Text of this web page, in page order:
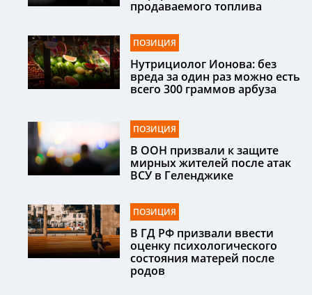
продаваемого топлива
ПОЗИЦИЯ
Нутрициолог Ионова: без
вреда за один раз можно есть
всего 300 граммов арбуза
ПОЗИЦИЯ
В ООН призвали к защите
мирных жителей после атак
ВСУ в Геленджике
ПОЗИЦИЯ
В ГД РФ призвали ввести
оценку психологического
состояния матерей после
родов